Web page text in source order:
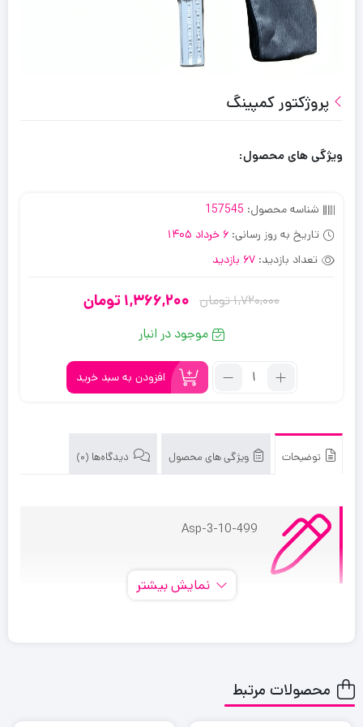
پروژکتور کمپینگ
ویژگی های محصول:
شناسه محصول: 157545
تاریخ به روز رسانی: 6 خرداد 1405
تعداد بازدید: 67 بازدید
1,720,000تومان
قیمت
اصلی:
1,720,000
تومان
1,366,200 تومان
قیمت
فعلی:
1,366,200
تومان.
موجود در انبار
تعداد:
افزودن به سبد خرید
توضیحات ویژگی های محصول دیدگاه‌ها (0)
Asp-3-10-499
نمایش بیشتر
محصولات مرتبط